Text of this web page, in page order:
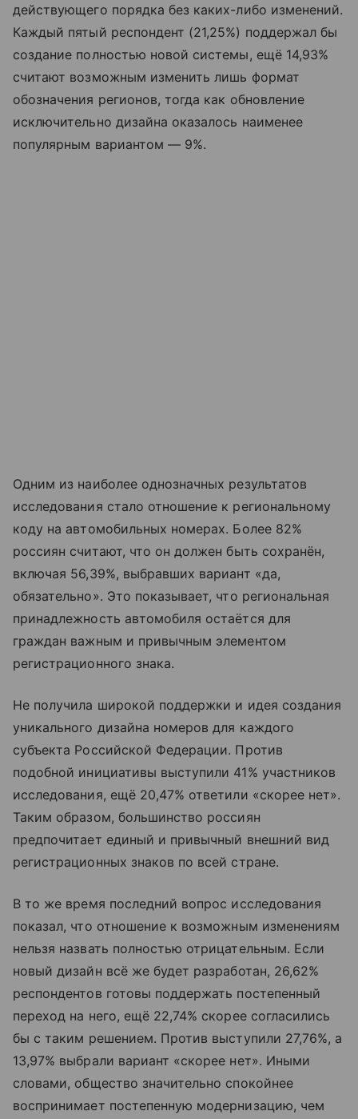
действующего порядка без каких-либо изменений.
Каждый пятый респондент (21,25%) поддержал бы
создание полностью новой системы, ещё 14,93%
считают возможным изменить лишь формат
обозначения регионов, тогда как обновление
исключительно дизайна оказалось наименее
популярным вариантом — 9%.
Одним из наиболее однозначных результатов
исследования стало отношение к региональному
коду на автомобильных номерах. Более 82%
россиян считают, что он должен быть сохранён,
включая 56,39%, выбравших вариант «да,
обязательно». Это показывает, что региональная
принадлежность автомобиля остаётся для
граждан важным и привычным элементом
регистрационного знака.
Не получила широкой поддержки и идея создания
уникального дизайна номеров для каждого
субъекта Российской Федерации. Против
подобной инициативы выступили 41% участников
исследования, ещё 20,47% ответили «скорее нет».
Таким образом, большинство россиян
предпочитает единый и привычный внешний вид
регистрационных знаков по всей стране.
В то же время последний вопрос исследования
показал, что отношение к возможным изменениям
нельзя назвать полностью отрицательным. Если
новый дизайн всё же будет разработан, 26,62%
респондентов готовы поддержать постепенный
переход на него, ещё 22,74% скорее согласились
бы с таким решением. Против выступили 27,76%, а
13,97% выбрали вариант «скорее нет». Иными
словами, общество значительно спокойнее
воспринимает постепенную модернизацию, чем